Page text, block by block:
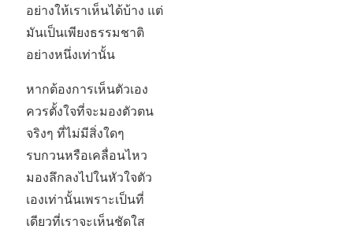
อย่างให้เราเห็นได้บ้าง แต่
มันเป็นเพียงธรรมชาติ
อย่างหนึ่งเท่านั้น
หากต้องการเห็นตัวเอง
ควรตั้งใจที่จะมองตัวตน
จริงๆ ที่ไม่มีสิ่งใดๆ
รบกวนหรือเคลื่อนไหว
มองลึกลงไปในหัวใจตัว
เองเท่านั้นเพราะเป็นที่
เดียวที่เราจะเห็นชัดใส